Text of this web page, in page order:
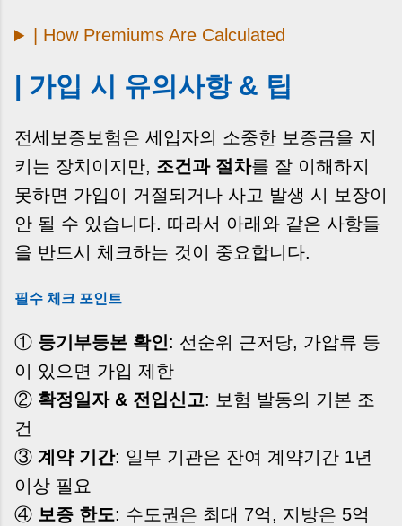
| How Premiums Are Calculated
| 가입 시 유의사항 & 팁
전세보증보험은 세입자의 소중한 보증금을 지
키는 장치이지만, 조건과 절차를 잘 이해하지
못하면 가입이 거절되거나 사고 발생 시 보장이
안 될 수 있습니다. 따라서 아래와 같은 사항들
을 반드시 체크하는 것이 중요합니다.
필수 체크 포인트
① 등기부등본 확인: 선순위 근저당, 가압류 등
이 있으면 가입 제한
② 확정일자 & 전입신고: 보험 발동의 기본 조
건
③ 계약 기간: 일부 기관은 잔여 계약기간 1년
이상 필요
④ 보증 한도: 수도권은 최대 7억, 지방은 5억